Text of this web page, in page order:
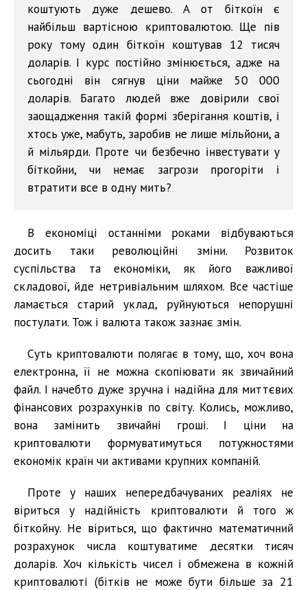
коштують дуже дешево. А от біткоїн є
найбільш вартісною криптовалютою. Ще пів
року тому один біткоїн коштував 12 тисяч
доларів. І курс постійно змінюється, адже на
сьогодні він сягнув ціни майже 50 000
доларів. Багато людей вже довірили свої
заощадження такій формі зберігання коштів, і
хтось уже, мабуть, заробив не лише мільйони, а
й мільярди. Проте чи безбечно інвестувати у
біткойни, чи немає загрози прогоріти і
втратити все в одну мить?
В економіці останніми роками відбуваються
досить таки революційні зміни. Розвиток
суспільства та економіки, як його важливої
складової, йде нетривіальним шляхом. Все частіше
ламається старий уклад, руйнуються непорушні
постулати. Тож і валюта також зазнає змін.
Суть криптовалюти полягає в тому, що, хоч вона
електронна, її не можна скопіювати як звичайний
файл. І начебто дуже зручна і надійна для миттєвих
фінансових розрахунків по світу. Колись, можливо,
вона замінить звичайні гроші. І ціни на
криптовалюти формуватимуться потужностями
економік країн чи активами крупних компаній.
Проте у наших непередбачуваних реаліях не
віриться у надійність криптовалюти й того ж
біткойну. Не віриться, що фактично математичний
розрахунок числа коштуватиме десятки тисяч
доларів. Хоч кількість чисел і обмежена в кожній
криптовалюті (бітків не може бути більше за 21